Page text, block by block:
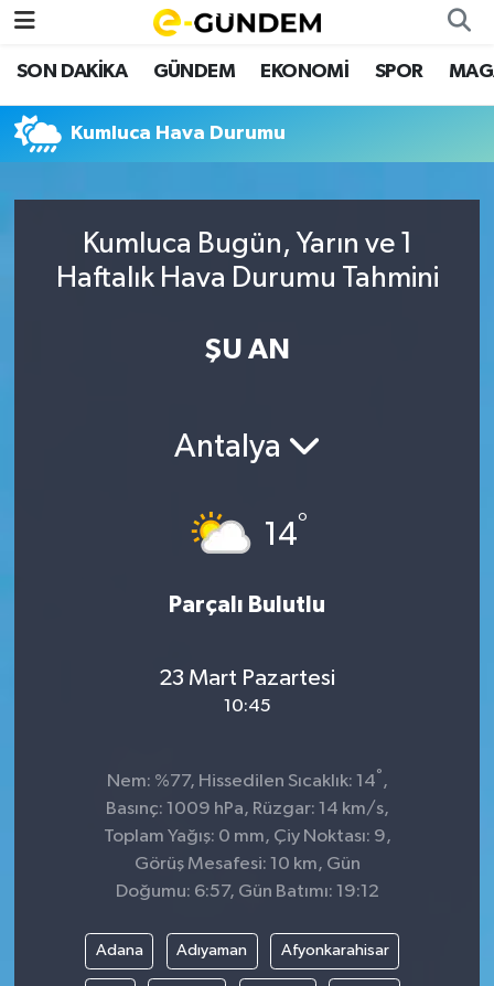
SON DAKİKA GÜNDEM EKONOMİ SPOR
Kumluca Hava Durumu
Kumluca Bugün, Yarın ve 1
Haftalık Hava Durumu Tahmini
ŞU AN
Antalya
14°
Parçalı Bulutlu
23 Mart Pazartesi
10:45
Nem: %77, Hissedilen Sıcaklık: 14° ,
Basınç: 1009 hPa, Rüzgar: 14 km/s,
Toplam Yağış: 0 mm, Çiy Noktası: 9,
Görüş Mesafesi: 10 km, Gün
Doğumu: 6:57, Gün Batımı: 19:12
Adana Adıyaman Afyonkarahisar
SON DAKİKA
GÜNDEM
EKONOMİ
SPOR
Nöbetçi Eczaneler
Hava Durumu
Namaz Vakitleri
Trafik Durumu